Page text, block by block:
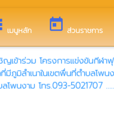
เมนูหลัก today ส่วนราชการ
เข้าร่วม โครงการแข่งขันกี
มีภูมิลำเนาในเขตพื่นที่ตำบลโ
พนงาม โทร.093-5021707